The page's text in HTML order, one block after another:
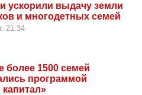
ускорили выдачу земли
и многодетных семей
21:34
более 1500 семей
программой